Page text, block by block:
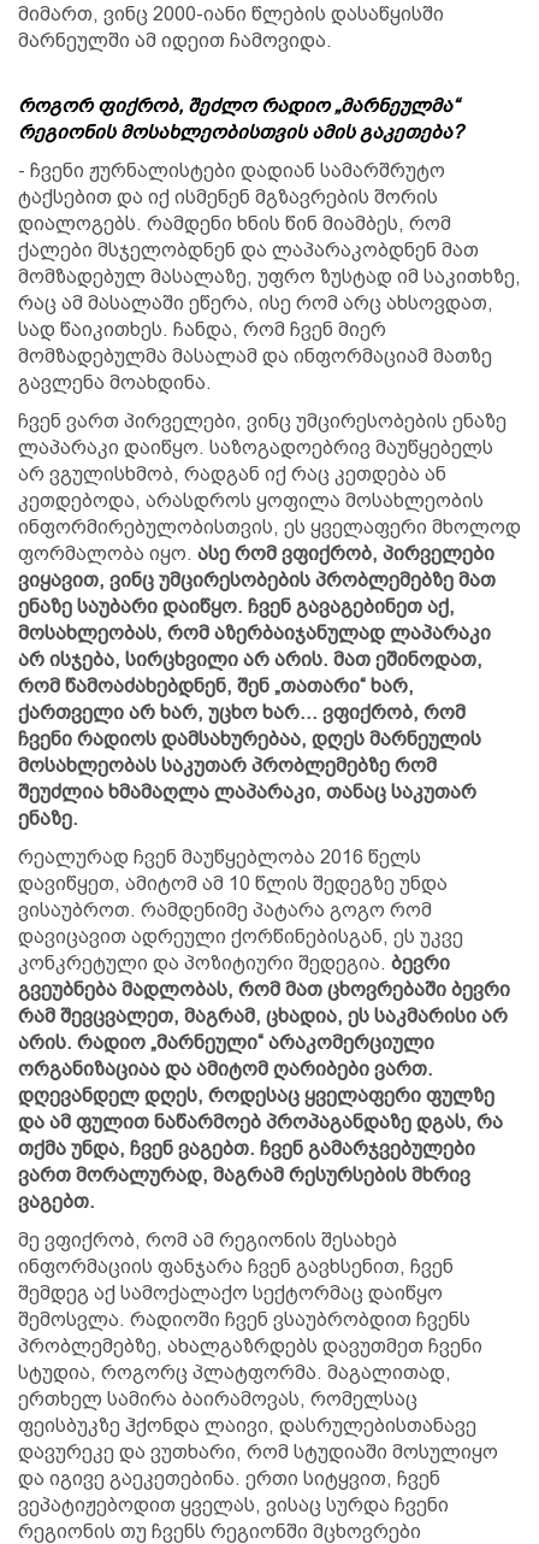
მიმართ, ვინც 2000-იანი წლების დასაწყისში
მარნეულში ამ იდეით ჩამოვიდა.
როგორ ფიქრობ, შეძლო რადიო „მარნეულმა“
რეგიონის მოსახლეობისთვის ამის გაკეთება?
- ჩვენი ჟურნალისტები დადიან სამარშრუტო
ტაქსებით და იქ ისმენენ მგზავრების შორის
დიალოგებს. რამდენი ხნის წინ მიამბეს, რომ
ქალები მსჯელობდნენ და ლაპარაკობდნენ მათ
მომზადებულ მასალაზე, უფრო ზუსტად იმ საკითხზე,
რაც ამ მასალაში ეწერა, ისე რომ არც ახსოვდათ,
სად წაიკითხეს. ჩანდა, რომ ჩვენ მიერ
მომზადებულმა მასალამ და ინფორმაციამ მათზე
გავლენა მოახდინა.
ჩვენ ვართ პირველები, ვინც უმცირესობების ენაზე
ლაპარაკი დაიწყო. საზოგადოებრივ მაუწყებელს
არ ვგულისხმობ, რადგან იქ რაც კეთდება ან
კეთდებოდა, არასდროს ყოფილა მოსახლეობის
ინფორმირებულობისთვის, ეს ყველაფერი მხოლოდ
ფორმალობა იყო. ასე რომ ვფიქრობ, პირველები
ვიყავით, ვინც უმცირესობების პრობლემებზე მათ
ენაზე საუბარი დაიწყო. ჩვენ გავაგებინეთ აქ,
მოსახლეობას, რომ აზერბაიჯანულად ლაპარაკი
არ ისჯება, სირცხვილი არ არის. მათ ეშინოდათ,
რომ წამოაძახებდნენ, შენ „თათარი“ ხარ,
ქართველი არ ხარ, უცხო ხარ… ვფიქრობ, რომ
ჩვენი რადიოს დამსახურებაა, დღეს მარნეულის
მოსახლეობას საკუთარ პრობლემებზე რომ
შეუძლია ხმამაღლა ლაპარაკი, თანაც საკუთარ
ენაზე.
რეალურად ჩვენ მაუწყებლობა 2016 წელს
დავიწყეთ, ამიტომ ამ 10 წლის შედეგზე უნდა
ვისაუბროთ. რამდენიმე პატარა გოგო რომ
დავიცავით ადრეული ქორწინებისგან, ეს უკვე
კონკრეტული და პოზიტიური შედეგია. ბევრი
გვეუბნება მადლობას, რომ მათ ცხოვრებაში ბევრი
რამ შევცვალეთ, მაგრამ, ცხადია, ეს საკმარისი არ
არის. რადიო „მარნეული“ არაკომერციული
ორგანიზაციაა და ამიტომ ღარიბები ვართ.
დღევანდელ დღეს, როდესაც ყველაფერი ფულზე
და ამ ფულით ნაწარმოებ პროპაგანდაზე დგას, რა
თქმა უნდა, ჩვენ ვაგებთ. ჩვენ გამარჯვებულები
ვართ მორალურად, მაგრამ რესურსების მხრივ
ვაგებთ.
მე ვფიქრობ, რომ ამ რეგიონის შესახებ
ინფორმაციის ფანჯარა ჩვენ გავხსენით, ჩვენ
შემდეგ აქ სამოქალაქო სექტორმაც დაიწყო
შემოსვლა. რადიოში ჩვენ ვსაუბრობდით ჩვენს
პრობლემებზე, ახალგაზრდებს დავუთმეთ ჩვენი
სტუდია, როგორც პლატფორმა. მაგალითად,
ერთხელ სამირა ბაირამოვას, რომელსაც
ფეისბუკზე ჰქონდა ლაივი, დასრულებისთანავე
დავურეკე და ვუთხარი, რომ სტუდიაში მოსულიყო
და იგივე გაეკეთებინა. ერთი სიტყვით, ჩვენ
ვეპატიჟებოდით ყველას, ვისაც სურდა ჩვენი
რეგიონის თუ ჩვენს რეგიონში მცხოვრები